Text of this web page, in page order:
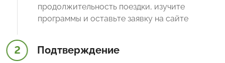
продолжительность поездки, изучите
программы и оставьте заявку на сайте
2 Подтверждение